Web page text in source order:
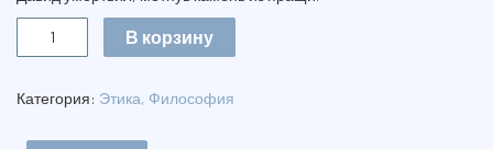
КОГДА
В
В корзину
Категория: Этика, Философия